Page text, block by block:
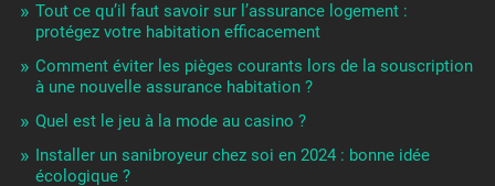
Tout ce qu’il faut savoir sur l’assurance logement :
protégez votre habitation efficacement
Comment éviter les pièges courants lors de la souscription
à une nouvelle assurance habitation ?
Quel est le jeu à la mode au casino ?
Installer un sanibroyeur chez soi en 2024 : bonne idée
écologique ?